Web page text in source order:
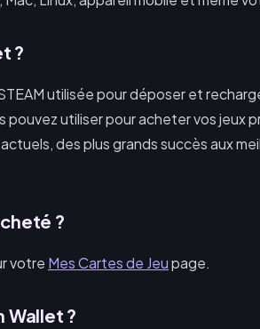
?
utilisée pour déposer et
utiliser pour acheter vos jeux
des plus grands succès aux
?
votre Mes Cartes de Jeupage.
Wallet ?